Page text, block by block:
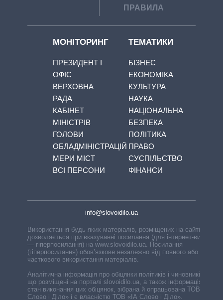
ПРАВИЛА
МОНІТОРИНГ
ПРЕЗИДЕНТ І
ОФІС
ВЕРХОВНА
РАДА
КАБІНЕТ
МІНІСТРІВ
ГОЛОВИ
ОБЛАДМІНІСТРАЦІЙ
МЕРИ МІСТ
ВСІ ПЕРСОНИ
ТЕМАТИКИ
БІЗНЕС
ЕКОНОМІКА
КУЛЬТУРА
НАУКА
НАЦІОНАЛЬНА
БЕЗПЕКА
ПОЛІТИКА
ПРАВО
СУСПІЛЬСТВО
ФІНАНСИ
info@slovoidilo.ua
Використання будь-яких матеріалів, розміщених на сайті,
дозволяється при вказуванні посилання (для інтернет-видань
— гіперпосилання) на www.slovoidilo.ua. Посилання
(гіперпосилання) обов’язкове незалежно від повного або
часткового використання матеріалів.
Аналітична інформація про обіцянки політиків і чиновників,
що розміщені на порталі slovoidilo.ua, а також інформація про
стан виконання цих обіцянок, зібрана й опрацьована ТОВ «ІА
Слово і Діло» і є власністю ТОВ «ІА Слово і Діло».